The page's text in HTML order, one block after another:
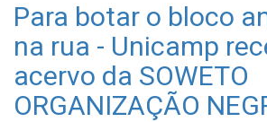
como
histórico
de
identidade
Para botar o bloco
na rua - Unicamp
acervo da SOWETO
ORGANIZAÇÃO